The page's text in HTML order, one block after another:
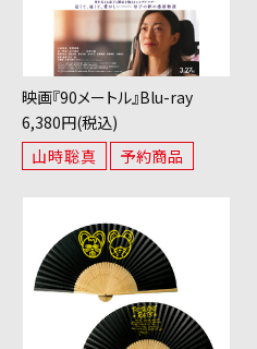
映画『90メートル』Blu-ray
6,380円(税込)
山時聡真 予約商品